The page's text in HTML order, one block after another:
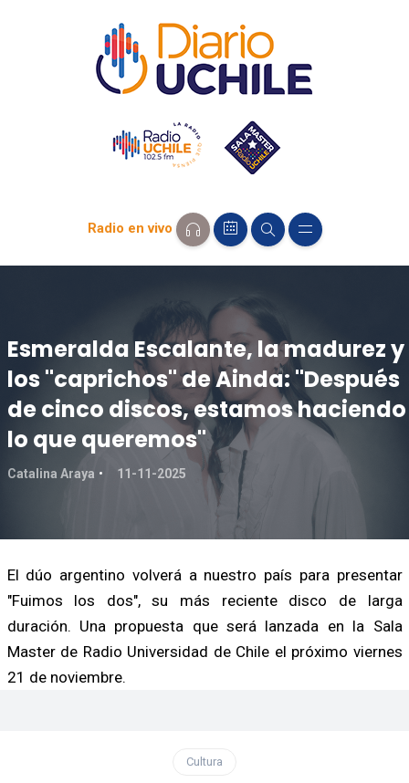
Radio en vivo
Esmeralda Escalante, la madurez y
los "caprichos" de Ainda: "Después
de cinco discos, estamos haciendo
lo que queremos"
Catalina Araya 11-11-2025
El dúo argentino volverá a nuestro país para presentar
"Fuimos los dos", su más reciente disco de larga
duración. Una propuesta que será lanzada en la Sala
Master de Radio Universidad de Chile el próximo viernes
21 de noviembre.
Cultura